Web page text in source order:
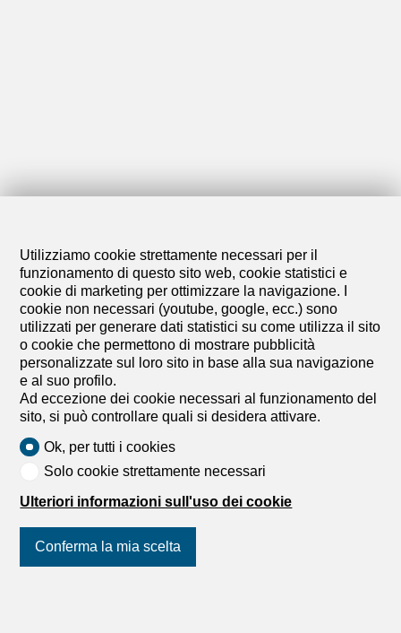
1/7
Utilizziamo cookie strettamente necessari per il
funzionamento di questo sito web, cookie statistici e
cookie di marketing per ottimizzare la navigazione. I
cookie non necessari (youtube, google, ecc.) sono
utilizzati per generare dati statistici su come utilizza il sito
o cookie che permettono di mostrare pubblicità
personalizzate sul loro sito in base alla sua navigazione
e al suo profilo.
Ad eccezione dei cookie necessari al funzionamento del
sito, si può controllare quali si desidera attivare.
Ok, per tutti i cookies
Solo cookie strettamente necessari
Ulteriori informazioni sull'uso dei cookie
Conferma la mia scelta